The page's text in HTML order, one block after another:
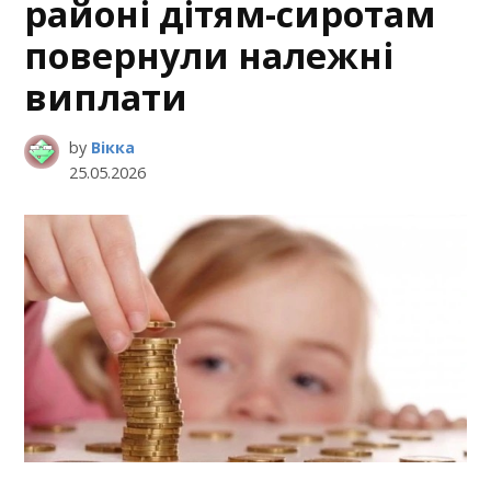
районі дітям-сиротам
повернули належні
виплати
by Вікка
25.05.2026